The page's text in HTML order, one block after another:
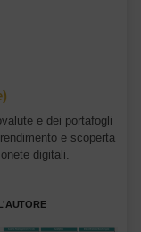
e dei portafogli
e scoperta
digitali.